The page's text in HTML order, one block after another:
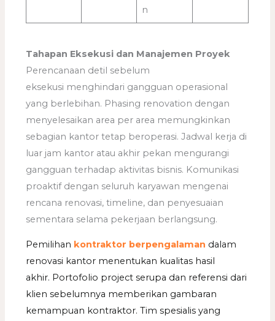
n
Tahapan Eksekusi dan Manajemen Proyek
Perencanaan detil sebelum
eksekusi menghindari gangguan operasional
yang berlebihan. Phasing renovation dengan
menyelesaikan area per area memungkinkan
sebagian kantor tetap beroperasi. Jadwal kerja di
luar jam kantor atau akhir pekan mengurangi
gangguan terhadap aktivitas bisnis. Komunikasi
proaktif dengan seluruh karyawan mengenai
rencana renovasi, timeline, dan penyesuaian
sementara selama pekerjaan berlangsung.
Pemilihan kontraktor berpengalaman dalam
renovasi kantor menentukan kualitas hasil
akhir. Portofolio project serupa dan referensi dari
klien sebelumnya memberikan gambaran
kemampuan kontraktor. Tim spesialis yang